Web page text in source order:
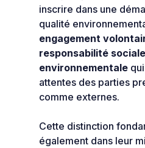
inscrire dans une
qualité
engagement
responsabilité
environnementale
attentes des parties
comme externes.
Cette distinction
également dans leur